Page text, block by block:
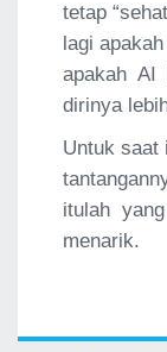
tetap
lagi
apakah AI
dirinya
Untuk saat
itulah
menarik.